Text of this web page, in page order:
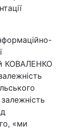
КОВАЛЕНКО
«ми